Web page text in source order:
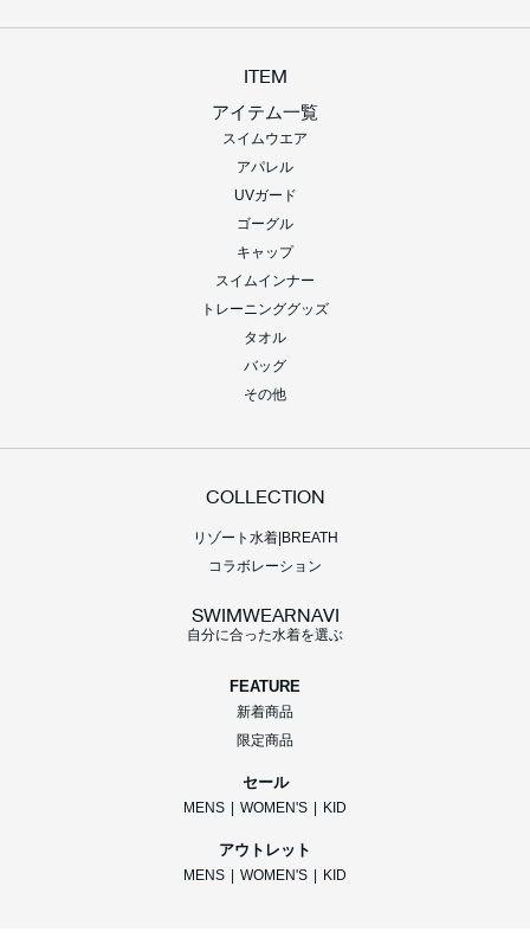
ITEM
アイテム一覧
スイムウエア
アパレル
UVガード
ゴーグル
キャップ
スイムインナー
トレーニンググッズ
タオル
バッグ
その他
COLLECTION
リゾート水着|BREATH
コラボレーション
SWIMWEARNAVI
自分に合った水着を選ぶ
FEATURE
新着商品
限定商品
セール
MENS WOMEN'S KID
アウトレット
MENS WOMEN'S KID